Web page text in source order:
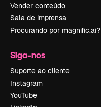
Vender conteúdo
Sala de imprensa
Procurando por magnific.ai?
Siga-nos
Suporte ao cliente
Instagram
YouTube